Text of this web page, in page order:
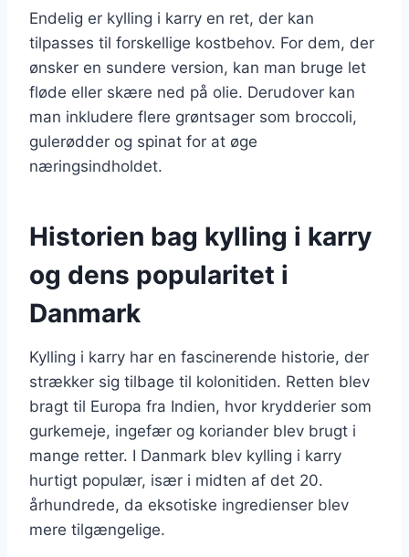
Endelig er kylling i karry en ret, der kan
tilpasses til forskellige kostbehov. For dem, der
ønsker en sundere version, kan man bruge let
fløde eller skære ned på olie. Derudover kan
man inkludere flere grøntsager som broccoli,
gulerødder og spinat for at øge
næringsindholdet.
Historien bag kylling i karry
og dens popularitet i
Danmark
Kylling i karry har en fascinerende historie, der
strækker sig tilbage til kolonitiden. Retten blev
bragt til Europa fra Indien, hvor krydderier som
gurkemeje, ingefær og koriander blev brugt i
mange retter. I Danmark blev kylling i karry
hurtigt populær, især i midten af det 20.
århundrede, da eksotiske ingredienser blev
mere tilgængelige.